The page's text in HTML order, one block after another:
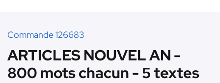
Commande 126683
ARTICLES NOUVEL AN -
800 mots chacun - 5 textes